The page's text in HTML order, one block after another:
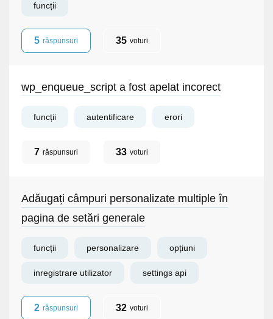
funcții
5 răspunsuri 35 voturi
wp_enqueue_script a fost apelat incorect
funcții autentificare erori
7 răspunsuri 33 voturi
Adăugați câmpuri personalizate multiple în
pagina de setări generale
funcții personalizare opțiuni
inregistrare utilizator settings api
2 răspunsuri 32 voturi